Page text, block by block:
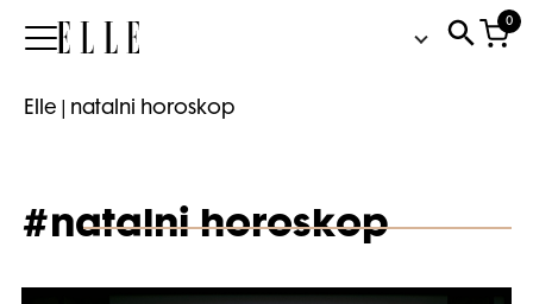
Elle
0
Elle natalni horoskop
#natalni horoskop